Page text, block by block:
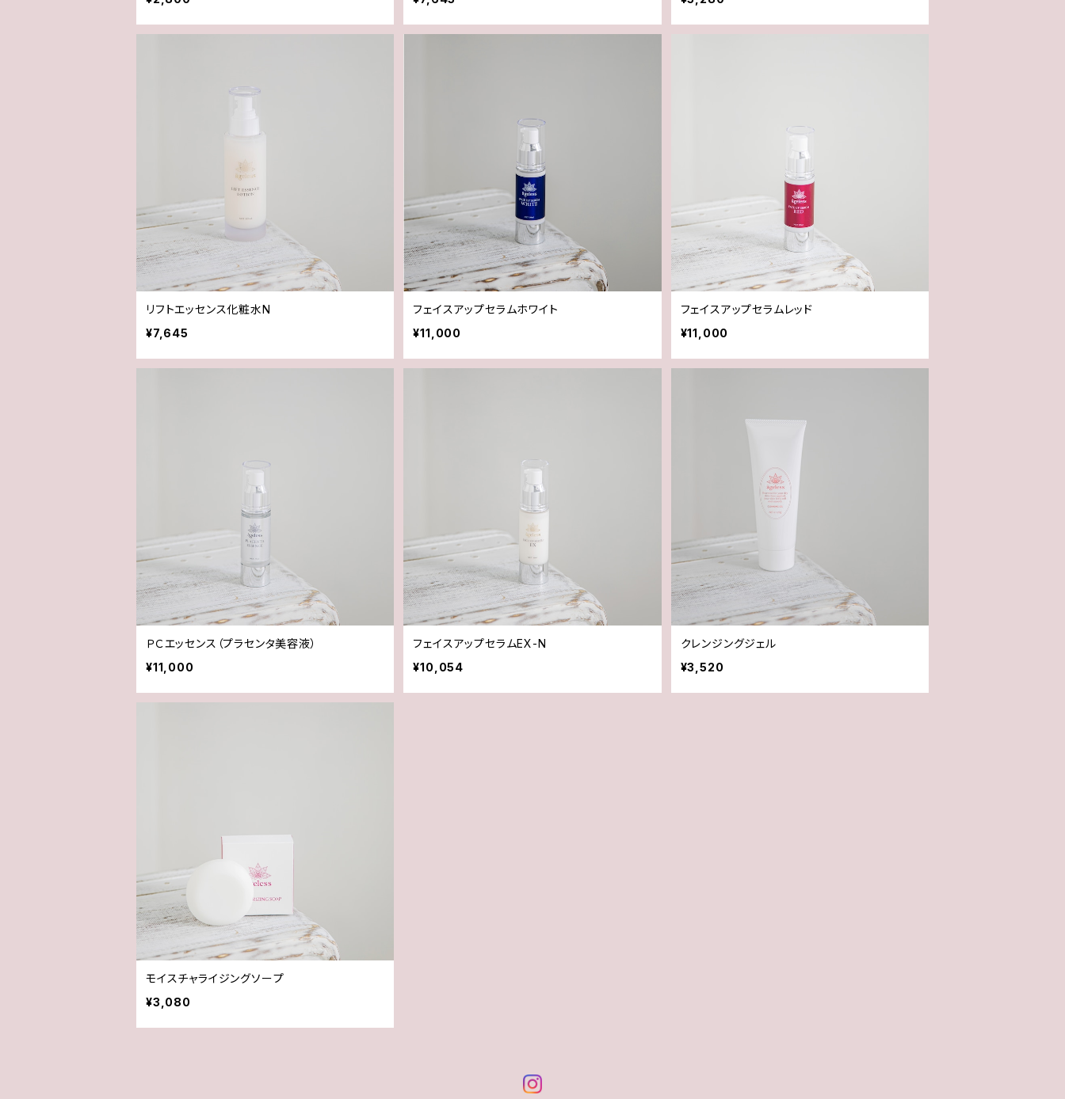
リフトエッセンス化粧水N
¥7,645
フェイスアップセラムホワイト
¥11,000
フェイスアップセラムレッド
¥11,000
ＰＣエッセンス（プラセンタ美容液）
¥11,000
フェイスアップセラムEX-N
¥10,054
クレンジングジェル
¥3,520
モイスチャライジングソープ
¥3,080